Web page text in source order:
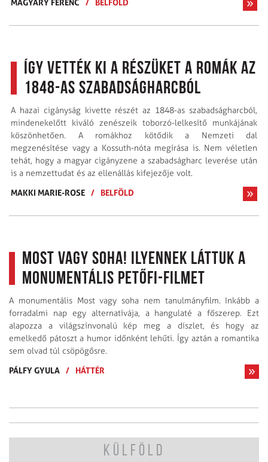
MAGYARY FERENC / BELFÖLD
Így vették ki a részüket a romák az
1848-as szabadságharcból
A hazai cigányság kivette részét az 1848-as szabadságharcból,
mindenekelőtt kiváló zenészeik toborzó-lelkesítő munkájának
köszönhetően. A romákhoz kötődik a Nemzeti dal
megzenésítése vagy a Kossuth-nóta megírása is. Nem véletlen
tehát, hogy a magyar cigányzene a szabadságharc leverése után
is a nemzettudat és az ellenállás kifejezője volt.
MAKKI MARIE-ROSE / BELFÖLD
Most vagy soha! Ilyennek láttuk a
monumentális Petőfi-filmet
A monumentális Most vagy soha nem tanulmányfilm. Inkább a
forradalmi nap egy alternatívája, a hangulaté a főszerep. Ezt
alapozza a világszínvonalú kép meg a díszlet, és hogy az
emelkedő pátoszt a humor időnként lehűti. Így aztán a romantika
sem olvad túl csöpögősre.
PÁLFY GYULA / HÁTTÉR
KÜLFÖLD